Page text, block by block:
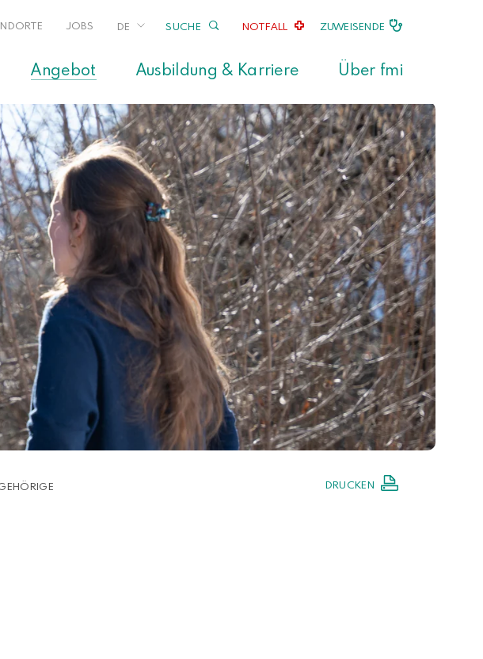
JOBS DE SUCHE NOTFALL ZUWEISENDE
Angebot Ausbildung & Karriere Über fmi
DRUCKEN